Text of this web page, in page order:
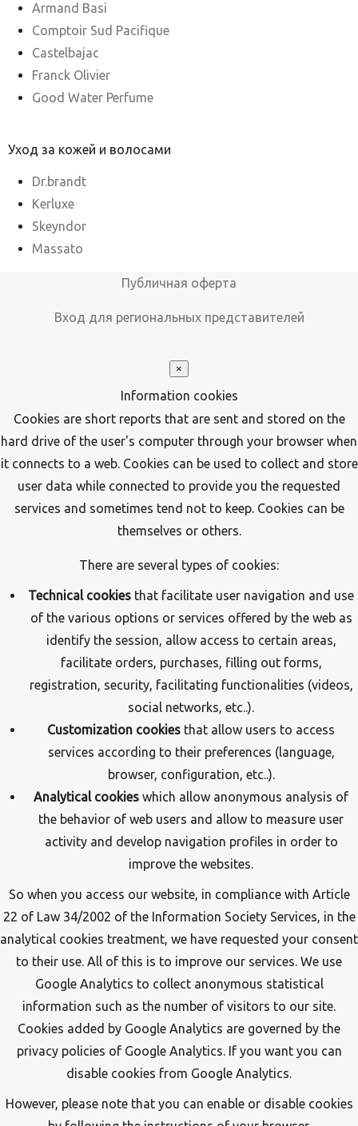
Armand Basi
Comptoir Sud Pacifique
Castelbajac
Franck Olivier
Good Water Perfume
Уход за кожей и волосами
Dr.brandt
Kerluxe
Skeyndor
Massato
Публичная оферта
Вход для региональных представителей
×
Information cookies
Cookies are short reports that are sent and stored on the
hard drive of the user's computer through your browser when
it connects to a web. Cookies can be used to collect and store
user data while connected to provide you the requested
services and sometimes tend not to keep. Cookies can be
themselves or others.
There are several types of cookies:
Technical cookies that facilitate user navigation and use
of the various options or services offered by the web as
identify the session, allow access to certain areas,
facilitate orders, purchases, filling out forms,
registration, security, facilitating functionalities (videos,
social networks, etc..).
Customization cookies that allow users to access
services according to their preferences (language,
browser, configuration, etc..).
Analytical cookies which allow anonymous analysis of
the behavior of web users and allow to measure user
activity and develop navigation profiles in order to
improve the websites.
So when you access our website, in compliance with Article
22 of Law 34/2002 of the Information Society Services, in the
analytical cookies treatment, we have requested your consent
to their use. All of this is to improve our services. We use
Google Analytics to collect anonymous statistical
information such as the number of visitors to our site.
Cookies added by Google Analytics are governed by the
privacy policies of Google Analytics. If you want you can
disable cookies from Google Analytics.
However, please note that you can enable or disable cookies